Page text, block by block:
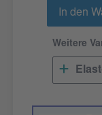
In den
Weitere